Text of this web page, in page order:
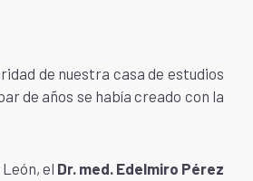
de nuestra casa de estudios
de años se había creado con la
el Dr. med. Edelmiro Pérez